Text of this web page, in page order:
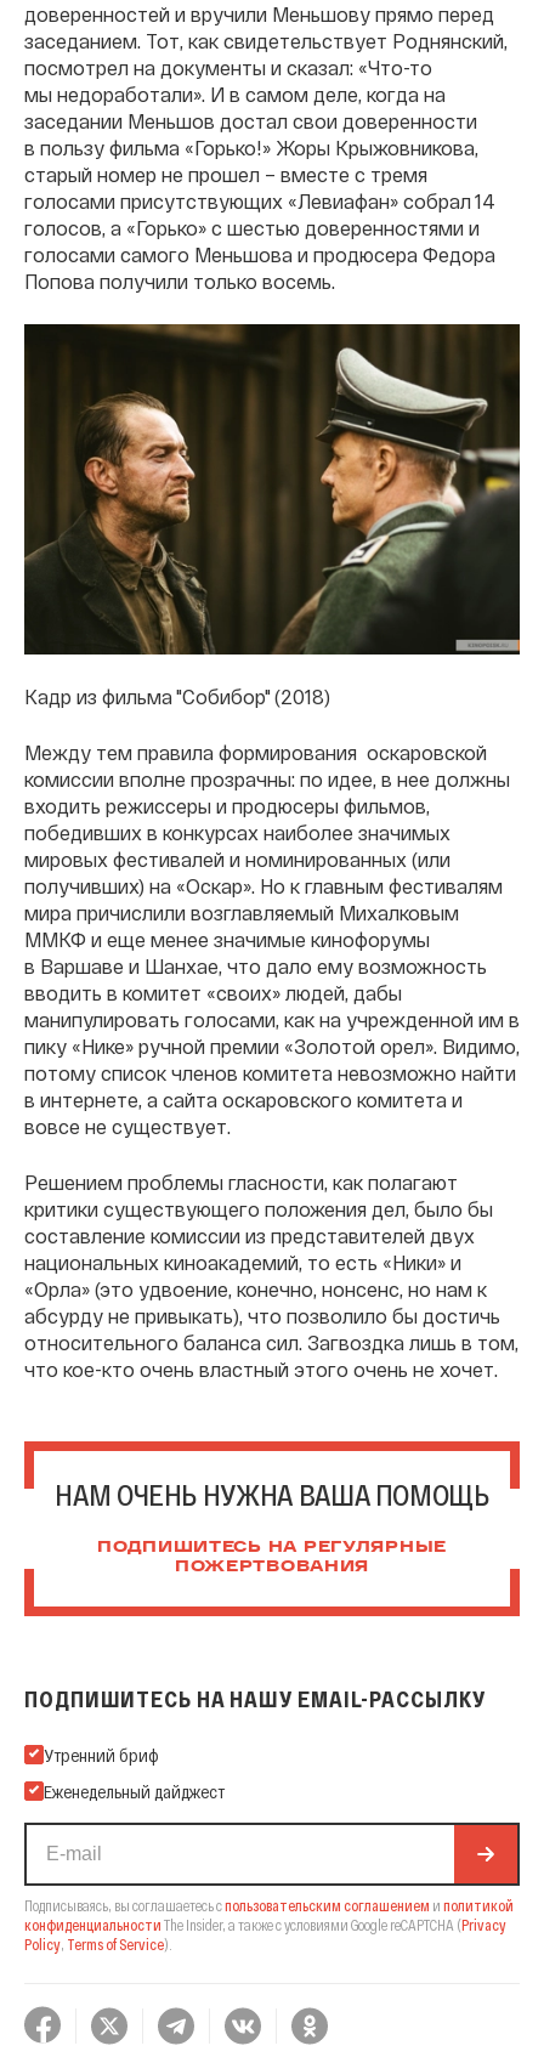
доверенностей и вручили Меньшову прямо перед
заседанием. Тот, как свидетельствует Роднянский,
посмотрел на документы и сказал: «Что-то
мы недоработали». И в самом деле, когда на
заседании Меньшов достал свои доверенности
в пользу фильма «Горько!» Жоры Крыжовникова,
старый номер не прошел – вместе с тремя
голосами присутствующих «Левиафан» собрал 14
голосов, а «Горько» с шестью доверенностями и
голосами самого Меньшова и продюсера Федора
Попова получили только восемь.
Кадр из фильма "Собибор" (2018)
Между тем правила формирования оскаровской
комиссии вполне прозрачны: по идее, в нее должны
входить режиссеры и продюсеры фильмов,
победивших в конкурсах наиболее значимых
мировых фестивалей и номинированных (или
получивших) на «Оскар». Но к главным фестивалям
мира причислили возглавляемый Михалковым
ММКФ и еще менее значимые кинофорумы
в Варшаве и Шанхае, что дало ему возможность
вводить в комитет «своих» людей, дабы
манипулировать голосами, как на учрежденной им в
пику «Нике» ручной премии «Золотой орел». Видимо,
потому список членов комитета невозможно найти
в интернете, а сайта оскаровского комитета и
вовсе не существует.
Решением проблемы гласности, как полагают
критики существующего положения дел, было бы
составление комиссии из представителей двух
национальных киноакадемий, то есть «Ники» и
«Орла» (это удвоение, конечно, нонсенс, но нам к
абсурду не привыкать), что позволило бы достичь
относительного баланса сил. Загвоздка лишь в том,
что кое-кто очень властный этого очень не хочет.
НАМ ОЧЕНЬ НУЖНА ВАША ПОМОЩЬ
ПОДПИШИТЕСЬ НА РЕГУЛЯРНЫЕ
ПОЖЕРТВОВАНИЯ
ПОДПИШИТЕСЬ НА НАШУ EMAIL-РАССЫЛКУ
Подпишитесь на нашу Email-рассылку
Утренний бриф
Еженедельный дайджест
Подписываясь, вы соглашаетесь спользовательским соглашением и политикой
конфиденциальности The Insider, а также с условиями Google reCAPTCHA (Privacy
Policy Terms of Service).